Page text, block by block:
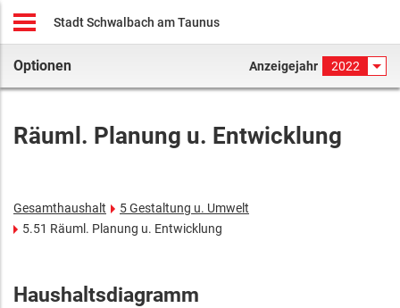
Stadt Schwalbach am Taunus
Optionen Anzeigejahr 2022
Räuml. Planung u. Entwicklung
Gesamthaushalt
5 Gestaltung u. Umwelt
5.51 Räuml. Planung u. Entwicklung
Haushaltsdiagramm